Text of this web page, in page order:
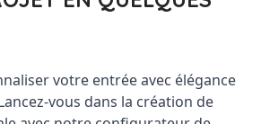
votre entrée avec élégance
vous dans la création de